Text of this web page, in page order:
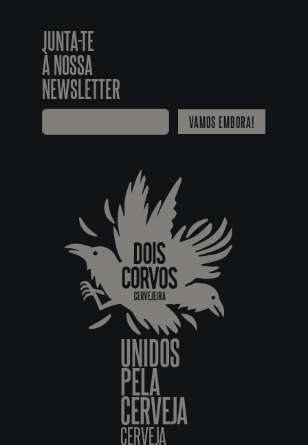
JUNTA-TE
À NOSSA
NEWSLETTER
VAMOS EMBORA!
UNIDOS
PELA
CERVEJA
CERVEJA